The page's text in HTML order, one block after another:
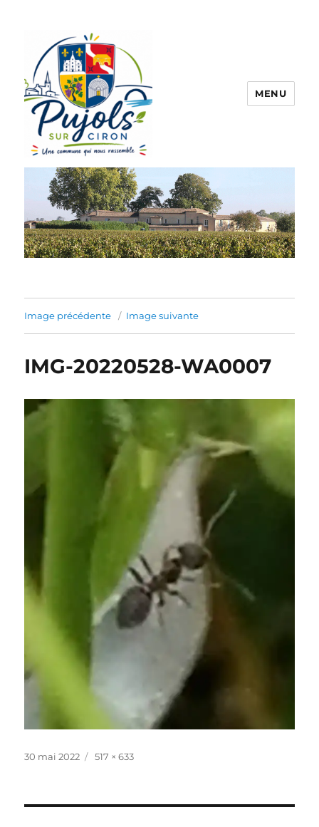
Pujols sur Ciron
MENU
Image précédente Image suivante
IMG-20220528-WA0007
Publié
30 mai 2022
Taille
517 × 633